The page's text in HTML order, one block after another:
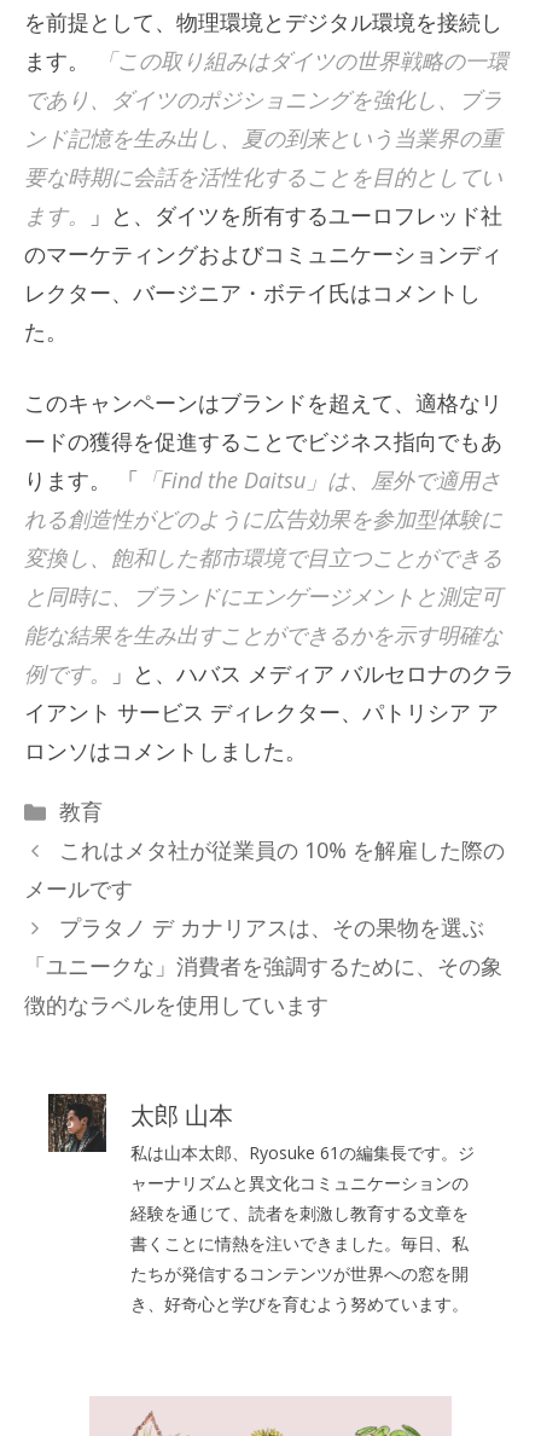
を前提として、物理環境とデジタル環境を接続し
ます。
「この取り組みはダイツの世界戦略の一環
であり、ダイツのポジショニングを強化し、ブラ
ンド記憶を生み出し、夏の到来という当業界の重
要な時期に会話を活性化することを目的としてい
ます。
」と、ダイツを所有するユーロフレッド社
のマーケティングおよびコミュニケーションディ
レクター、バージニア・ボテイ氏はコメントし
た。
このキャンペーンはブランドを超えて、適格なリ
ードの獲得を促進することでビジネス指向でもあ
ります。 「 「Find the Daitsu」は、屋外で適用さ
れる創造性がどのように広告効果を参加型体験に
変換し、飽和した都市環境で目立つことができる
と同時に、ブランドにエンゲージメントと測定可
能な結果を​​生み出すことができるかを示す明確な
例です。
」と、ハバス メディア バルセロナのクラ
イアント サービス ディレクター、パトリシア ア
ロンソはコメントしました。
カ
テ
リ
ー
教育
これはメタ社が従業員の 10% を解雇した際の
メールです
プラタノ デ カナリアスは、その果物を選ぶ
「ユニークな」消費者を強調するために、その象
徴的なラベルを使用しています
太郎 山本
私は山本太郎、Ryosuke 61の編集長です。ジ
ャーナリズムと異文化コミュニケーションの
経験を通じて、読者を刺激し教育する文章を
書くことに情熱を注いできました。毎日、私
たちが発信するコンテンツが世界への窓を開
き、好奇心と学びを育むよう努めています。